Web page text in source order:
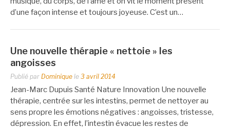
d’une façon intense et toujours joyeuse. C’est un…
Une nouvelle thérapie « nettoie » les
angoisses
Publié par Dominique le 3 avril 2014
Jean-Marc Dupuis Santé Nature Innovation Une nouvelle
thérapie, centrée sur les intestins, permet de nettoyer au
sens propre les émotions négatives : angoisses, tristesse,
dépression. En effet, l’intestin évacue les restes de